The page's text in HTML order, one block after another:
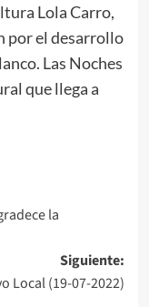
Lola Carro,
por el desarrollo
Las Noches
que llega a
la
Siguiente:
Local (19-07-2022)